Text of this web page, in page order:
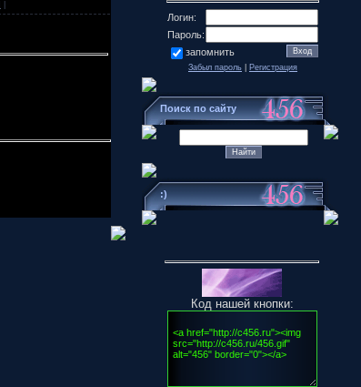
Логин:
Пароль:
запомнить
Забыл пароль Регистрация
Поиск по сайту
:)
Код нашей кнопки: